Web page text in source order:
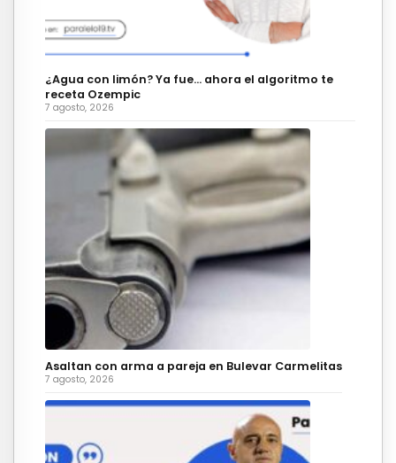
¿Agua con limón? Ya fue… ahora el algoritmo te
receta Ozempic
7 agosto, 2026
Asaltan con arma a pareja en Bulevar Carmelitas
7 agosto, 2026